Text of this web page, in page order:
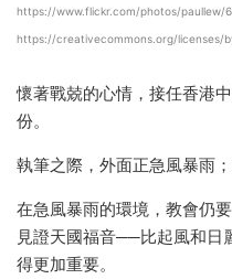
https://www.flickr.com/photos/paullew/
https://creativecommons.org/licenses/
懷著戰兢的心情，接任香港
份。
執筆之際，外面正急風暴雨
在急風暴雨的環境，教會仍
見證天國福音──比起風和日
得更加重要。